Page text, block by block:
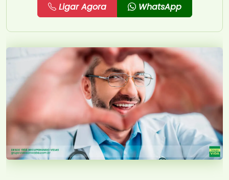
Ligar Agora WhatsApp